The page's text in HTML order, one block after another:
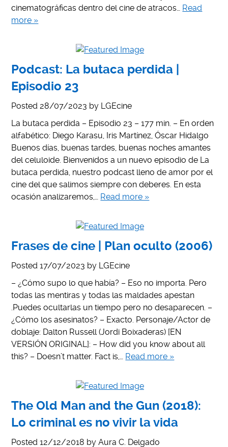
cinematográficas dentro del cine de atracos… Read
more »
Podcast: La butaca perdida |
Episodio 23
Posted 28/07/2023 by LGEcine
La butaca perdida – Episodio 23 – 177 min. – En orden
alfabético: Diego Karasu, Iris Martínez, Óscar Hidalgo
Buenos días, buenas tardes, buenas noches amantes
del celuloide. Bienvenidos a un nuevo episodio de La
butaca perdida, nuestro podcast lleno de amor por el
cine del que salimos siempre con deberes. En esta
ocasión analizaremos,… Read more »
Frases de cine | Plan oculto (2006)
Posted17/07/2023 by LGEcine
– ¿Cómo supo lo que había? – Eso no importa. Pero
todas las mentiras y todas las maldades apestan
.Puedes ocultarlas un tiempo pero no desaparecen. –
¿Cómo los asesinatos? – Exacto. Personaje/Actor de
doblaje: Dalton Russell (Jordi Boixaderas) [EN
VERSIÓN ORIGINAL]: – How did you know about all
this? – Doesn’t matter. Fact is,… Read more »
The Old Man and the Gun (2018):
Lo criminal es no vivir la vida
Posted12/12/2018 byAura C. Delgado